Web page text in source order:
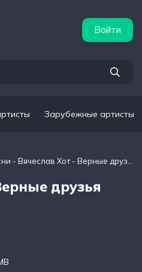
Войти
Зарубежные артисты
- Вячеслав Хот - Верные друзья
друзья
подборки